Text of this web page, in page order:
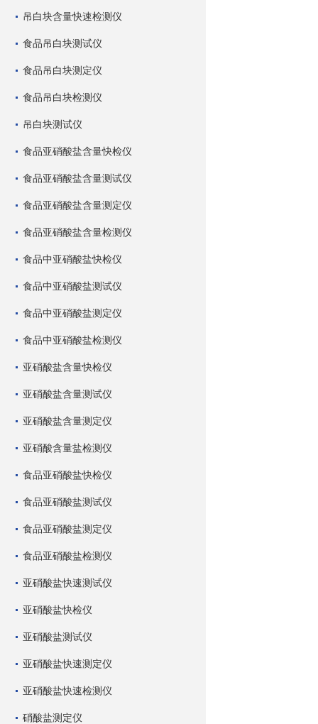
吊白块含量快速检测仪
食品吊白块测试仪
食品吊白块测定仪
食品吊白块检测仪
吊白块测试仪
食品亚硝酸盐含量快检仪
食品亚硝酸盐含量测试仪
食品亚硝酸盐含量测定仪
食品亚硝酸盐含量检测仪
食品中亚硝酸盐快检仪
食品中亚硝酸盐测试仪
食品中亚硝酸盐测定仪
食品中亚硝酸盐检测仪
亚硝酸盐含量快检仪
亚硝酸盐含量测试仪
亚硝酸盐含量测定仪
亚硝酸含量盐检测仪
食品亚硝酸盐快检仪
食品亚硝酸盐测试仪
食品亚硝酸盐测定仪
食品亚硝酸盐检测仪
亚硝酸盐快速测试仪
亚硝酸盐快检仪
亚硝酸盐测试仪
亚硝酸盐快速测定仪
亚硝酸盐快速检测仪
硝酸盐测定仪